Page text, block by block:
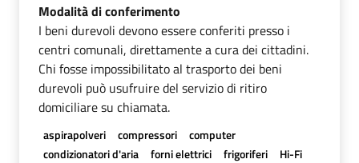
Modalità di conferimento
I beni durevoli devono essere conferiti presso i
centri comunali, direttamente a cura dei cittadini.
Chi fosse impossibilitato al trasporto dei beni
durevoli può usufruire del servizio di ritiro
domiciliare su chiamata.
aspirapolveri compressori
computer
condizionatori d'aria
forni elettrici frigoriferi
Hi-Fi